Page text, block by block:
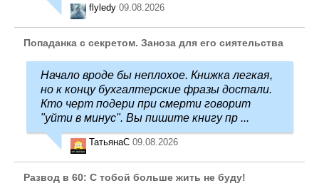
flyledy 09.08.2026
Попаданка с секретом. Заноза для его сиятельства
Начало вроде бы неплохое. Книжка легкая,
но к концу бухгалтерские фразы достали.
Кто черт подери при смерти говорит
"уйти в минус". Вы пишите книгу пр ...
ТатьянаC 09.08.2026
Развод в 60: С тобой больше жить не буду!